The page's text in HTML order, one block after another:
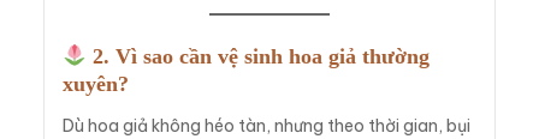
2. Vì sao cần vệ sinh hoa giả thường
xuyên?
Dù hoa giả không héo tàn, nhưng theo thời gian, bụi